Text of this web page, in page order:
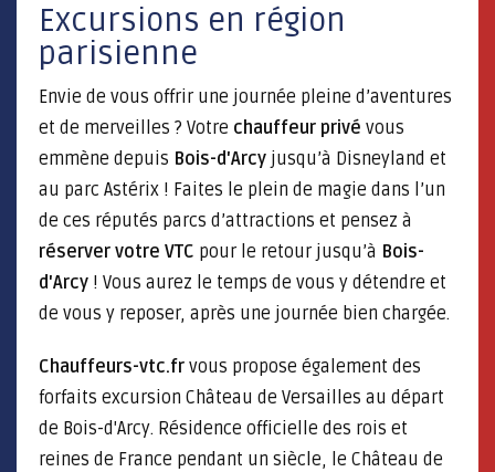
Excursions en région
parisienne
Envie de vous offrir une journée pleine d’aventures
et de merveilles ? Votre chauffeur privé vous
emmène depuis Bois-d'Arcy jusqu’à Disneyland et
au parc Astérix ! Faites le plein de magie dans l’un
de ces réputés parcs d’attractions et pensez à
réserver votre VTC pour le retour jusqu’à Bois-
d'Arcy ! Vous aurez le temps de vous y détendre et
de vous y reposer, après une journée bien chargée.
Chauffeurs-vtc.fr vous propose également des
forfaits excursion Château de Versailles au départ
de Bois-d'Arcy. Résidence officielle des rois et
reines de France pendant un siècle, le Château de